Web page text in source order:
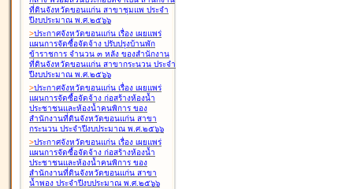
ที่ดินจังหวัดขอนแก่น สาขาชุมแพ ประจำ
ปีงบประมาณ พ.ศ.๒๕๖๖
>ประกาศจังหวัดขอนแก่น เรื่อง เผยแพร่
แผนการจัดซื้อจัดจ้าง ปรับปรุงบ้านพัก
ข้าราชการ จำนวน ๓ หลัง ของสำนักงาน
ที่ดินจังหวัดขอนแก่น สาขากระนวน ประจำ
ปีงบประมาณ พ.ศ.๒๕๖๖
>ประกาศจังหวัดขอนแก่น เรื่อง เผยแพร่
แผนการจัดซื้อจัดจ้าง ก่อสร้างห้องน้ำ
ประชาชนและห้องน้ำคนพิการ ของ
สำนักงานที่ดินจังหวัดขอนแก่น สาขา
กระนวน ประจำปีงบประมาณ พ.ศ.๒๕๖๖
>ประกาศจังหวัดขอนแก่น เรื่อง เผยแพร่
แผนการจัดซื้อจัดจ้าง ก่อสร้างห้องน้ำ
ประชาชนและห้องน้ำคนพิการ ของ
สำนักงานที่ดินจังหวัดขอนแก่น สาขา
น้ำพอง ประจำปีงบประมาณ พ.ศ.๒๕๖๖